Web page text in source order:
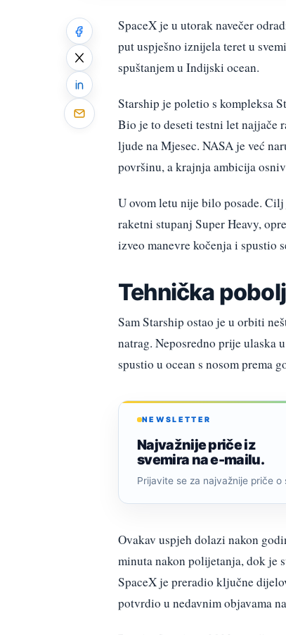
SpaceX je u utorak navečer
put uspješno iznijela teret u
spuštanjem u Indijski ocean.
Starship je poletio s kompleksa
Bio je to deseti testni let najjače
ljude na Mjesec. NASA je već
površinu, a krajnja ambicija
U ovom letu nije bilo posade.
raketni stupanj Super Heavy,
izveo manevre kočenja i spustio
Tehnička
Sam Starship ostao je u orbiti
natrag. Neposredno prije ulaska
spustio u ocean s nosom prema
NEWSLETTER
Najvažnije priče iz
svemira na e-mailu.
Prijavite se za najvažnije priče
Ovakav uspjeh dolazi nakon
minuta nakon polijetanja, dok je
SpaceX je preradio ključne
potvrdio u nedavnim objavama